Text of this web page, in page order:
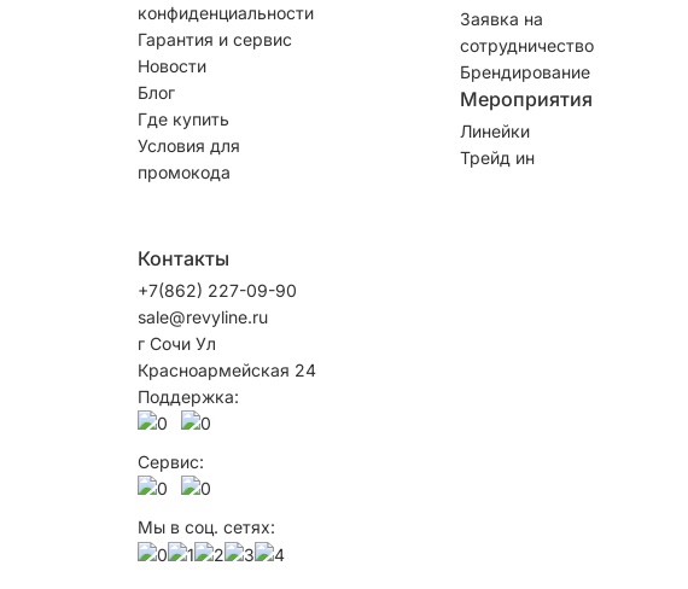
конфиденциальности
Гарантия и сервис
Новости
Блог
Где купить
Условия для
промокода
Заявка на
сотрудничество
Брендирование
Мероприятия
Линейки
Трейд ин
Контакты
+7(862) 227-09-90
sale@revyline.ru
г Сочи Ул
Красноармейская 24
Поддержка:
Сервис:
Мы в соц. сетях: